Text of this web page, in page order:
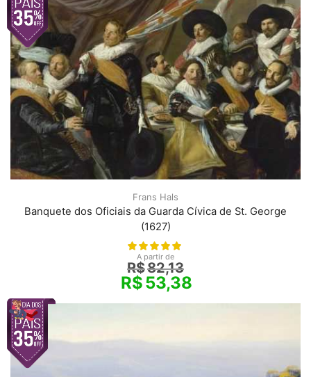
Frans Hals
Banquete dos Oficiais da Guarda Cívica de St. George
(1627)
A partir de
R$82,13
R$53,38